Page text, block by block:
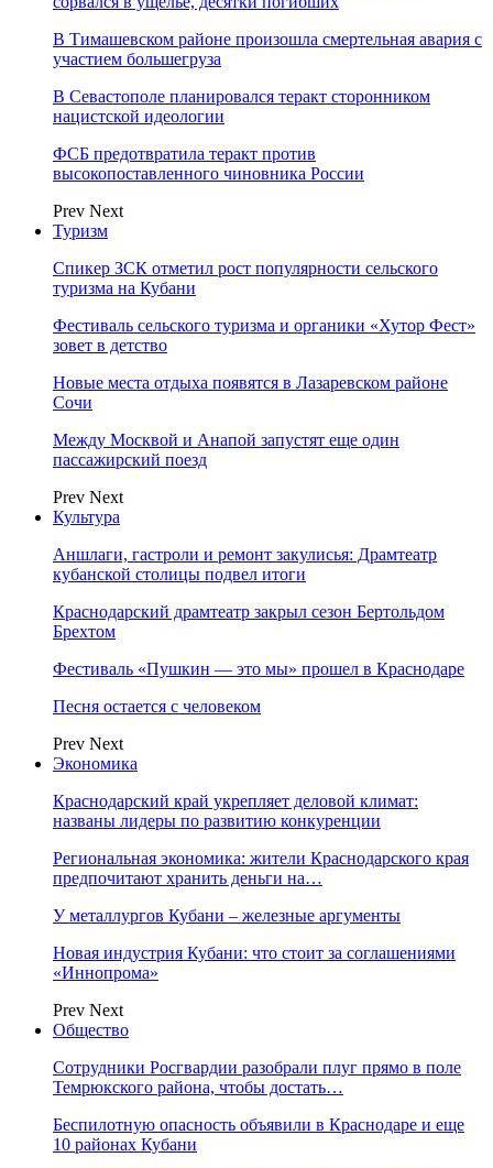
В Тимашевском районе произошла смертельная авария с
участием большегруза
В Севастополе планировался теракт сторонником
нацистской идеологии
ФСБ предотвратила теракт против
высокопоставленного чиновника России
Prev Next
Туризм
Спикер ЗСК отметил рост популярности сельского
туризма на Кубани
Фестиваль сельского туризма и органики «Хутор Фест»
зовет в детство
Новые места отдыха появятся в Лазаревском районе
Сочи
Между Москвой и Анапой запустят еще один
пассажирский поезд
Prev Next
Культура
Аншлаги, гастроли и ремонт закулисья: Драмтеатр
кубанской столицы подвел итоги
Краснодарский драмтеатр закрыл сезон Бертольдом
Брехтом
Фестиваль «Пушкин — это мы» прошел в Краснодаре
Песня остается с человеком
Prev Next
Экономика
Краснодарский край укрепляет деловой климат:
названы лидеры по развитию конкуренции
Региональная экономика: жители Краснодарского края
предпочитают хранить деньги на…
У металлургов Кубани – железные аргументы
Новая индустрия Кубани: что стоит за соглашениями
«Иннопрома»
Prev Next
Общество
Сотрудники Росгвардии разобрали плуг прямо в поле
Темрюкского района, чтобы достать…
Беспилотную опасность объявили в Краснодаре и еще
10 районах Кубани